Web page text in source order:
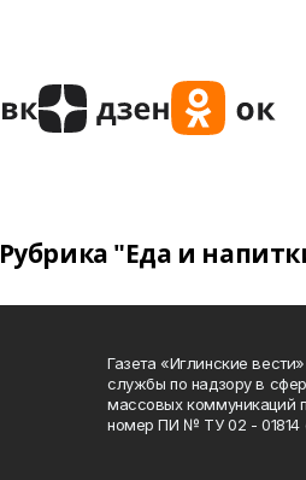
Рубрика "Еда и
Газета «Иглинские
службы по надзору в
массовых коммуникаций
номер ПИ № ТУ 02 - 01814